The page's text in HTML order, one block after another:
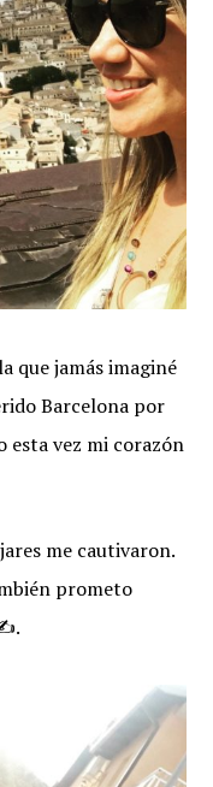
que jamás imaginé
Barcelona por
esta vez mi corazón
me cautivaron.
prometo